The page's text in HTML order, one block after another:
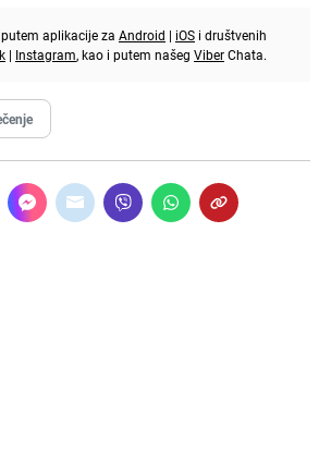
aplikacije za Android | iOS i društvenih
| Instagram, kao i putem našeg ViberChata.